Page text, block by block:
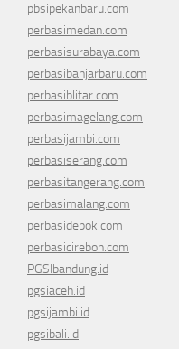
pbsipekanbaru.com
perbasimedan.com
perbasisurabaya.com
perbasibanjarbaru.com
perbasiblitar.com
perbasimagelang.com
perbasijambi.com
perbasiserang.com
perbasitangerang.com
perbasimalang.com
perbasidepok.com
perbasicirebon.com
PGSIbandung.id
pgsiaceh.id
pgsijambi.id
pgsibali.id